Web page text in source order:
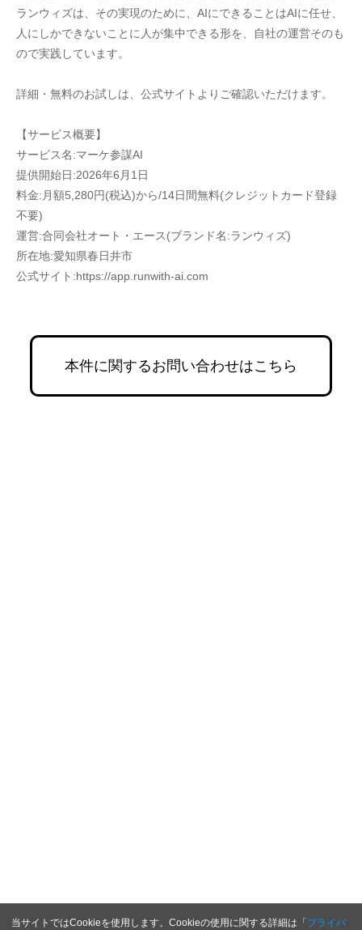
当サイトではCookieを使用します。Cookieの使用に関する詳細は「プライバ
ランウィズは、その実現のために、AIにできることはAIに任せ、
人にしかできないことに人が集中できる形を、自社の運営そのも
ので実践しています。
詳細・無料のお試しは、公式サイトよりご確認いただけます。
【サービス概要】
サービス名:マーケ参謀AI
提供開始日:2026年6月1日
料金:月額5,280円(税込)から/14日間無料(クレジットカード登録
不要)
運営:合同会社オート・エース(ブランド名:ランウィズ)
所在地:愛知県春日井市
公式サイト:https://app.runwith-ai.com
本件に関するお問い合わせはこちら